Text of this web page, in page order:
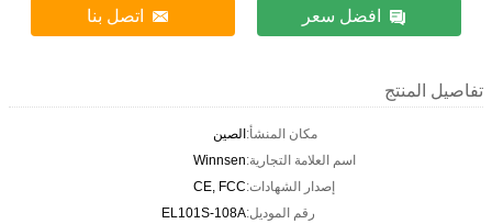
افضل سعر اتصل بنا
تفاصيل المنتج
مكان المنشأ:الصين
اسم العلامة التجارية:Winnsen
إصدار الشهادات:CE, FCC
رقم الموديل:EL101S-108A